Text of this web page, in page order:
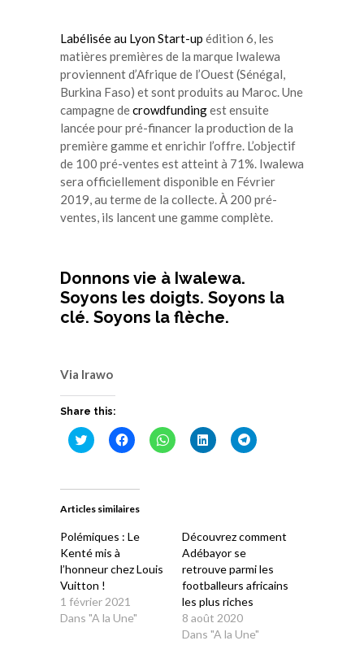
Labélisée au Lyon Start-up édition 6, les
matières premières de la marque Iwalewa
proviennent d’Afrique de l’Ouest (Sénégal,
Burkina Faso) et sont produits au Maroc. Une
campagne decrowdfundingest ensuite
lancée pour pré-financer la production de la
première gamme et enrichir l’offre. L’objectif
de 100 pré-ventes est atteint à 71%. Iwalewa
sera officiellement disponible en Février
2019, au terme de la collecte. À 200 pré-
ventes, ils lancent une gamme complète.
Donnons vie à Iwalewa.
Soyons les doigts. Soyons la
clé. Soyons la flèche.
Via Irawo
Share this:
Cliquez
pour
dans
nouvelle
Cliquez
pour
dans
nouvelle
Cliquez
pour
Cliquez
pour
Cliquez
pour
Articles similaires
Polémiques : Le
Kenté mis à
l’honneur chez Louis
Vuitton !
1 février 2021
Dans "A la Une"
Découvrez comment
Adébayor se
retrouve parmi les
footballeurs africains
les plus riches
8 août 2020
Dans "A la Une"